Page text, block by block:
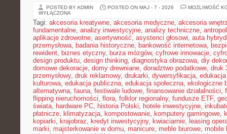
POSTED BY ADMIN POSTED ON MAJ - 7 - 2026
MOŻLIWOŚĆ
WYŁĄCZONA
Tagi: akcesoria kreatywne, akcesoria medyczne, akcesoria
fundamentalne, analizy inwestycyjne, analizy techniczne,
aplikacje zdrowotne, asertywność, asystenci głosowi, auta
przemysłowa, badania historyczne, bankowość internetowa,
rewident, biznes etyczny, burza mózgów, cyfrowe innowacje,
design produktu, design thinking, diagnostyka obrazowa, diy
domowe dekoracje, domy drewniane, doradztwo podatkowe, druk
przemysłowy, druk reklamowy, drukarki, dywersyfikacja,
kulturowa, edukacja publiczna, edukacja społeczna, ekologiczne
alternatywna, fauna, festiwale ludowe, finansowanie działalności,
flipping nieruchomości, flora, folklor regionalny, fundusze ETF,
świata, hardware PC, historia Polski, hotele inwestycyjne,
płatnicze, klimatyzacja, kompostowanie, komputery gamingowe,
kopiarki, krajobraz, kredyt inwestycyjny, kwiaciarnie, leasing
marki, majsterkowanie w domu, manicure, meble biurowe, mobile